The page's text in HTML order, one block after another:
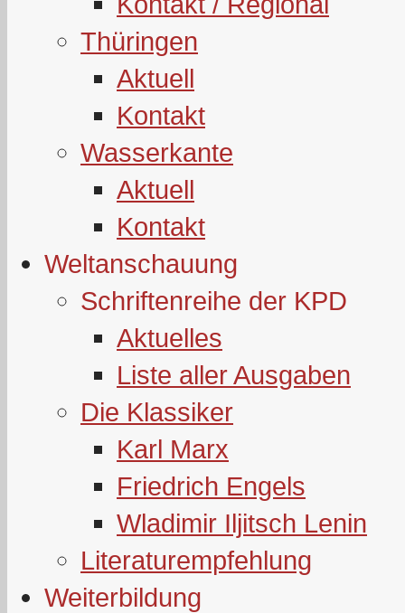
Thüringen
Aktuell
Kontakt
Wasserkante
Aktuell
Kontakt
Weltanschauung
Schriftenreihe der KPD
Aktuelles
Liste aller Ausgaben
Die Klassiker
Karl Marx
Friedrich Engels
Wladimir Iljitsch Lenin
Literaturempfehlung
Weiterbildung